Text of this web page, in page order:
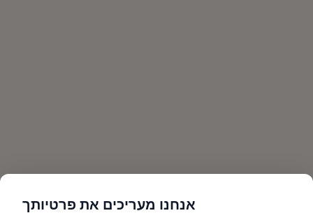
אנחנו מעריכים את פרטיותך